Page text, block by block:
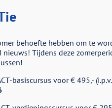
behoefte hebben om te
nieuws! Tijdens deze
basiscursus voor € 495,-